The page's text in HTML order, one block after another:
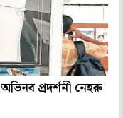
প্রদর্শনী নেহরু